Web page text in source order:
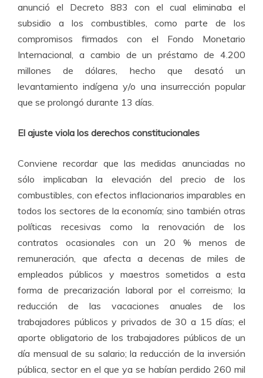
anunció el Decreto 883 con el cual eliminaba el
subsidio a los combustibles, como parte de los
compromisos firmados con el Fondo Monetario
Internacional, a cambio de un préstamo de 4.200
millones de dólares, hecho que desató un
levantamiento indígena y/o una insurrección popular
que se prolongó durante 13 días.
El ajuste viola los derechos constitucionales
Conviene recordar que las medidas anunciadas no
sólo implicaban la elevación del precio de los
combustibles, con efectos inflacionarios imparables en
todos los sectores de la economía; sino también otras
políticas recesivas como la renovación de los
contratos ocasionales con un 20 % menos de
remuneración, que afecta a decenas de miles de
empleados públicos y maestros sometidos a esta
forma de precarización laboral por el correismo; la
reducción de las vacaciones anuales de los
trabajadores públicos y privados de 30 a 15 días; el
aporte obligatorio de los trabajadores públicos de un
día mensual de su salario; la reducción de la inversión
pública, sector en el que ya se habían perdido 260 mil